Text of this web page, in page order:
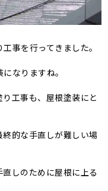
事を行ってきました。
なりますね。
工事も、屋根塗装にと
的な手直しが難しい場
しのために屋根に上る